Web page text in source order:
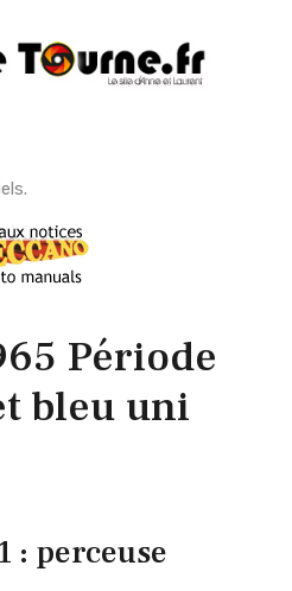
.
Période
bleu uni
: perceuse